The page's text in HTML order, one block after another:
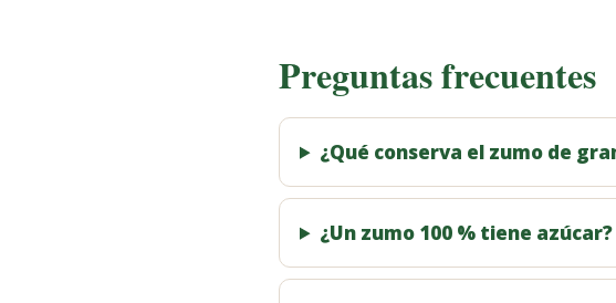
Preguntas frecuentes
¿Qué conserva el zumo de
¿Un zumo 100 % tiene azúcar?